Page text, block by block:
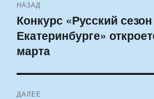
по
записям
НАЗАД
Предыдущая
запись:
Конкурс «Русский
Екатеринбурге»
марта
ДАЛЕЕ